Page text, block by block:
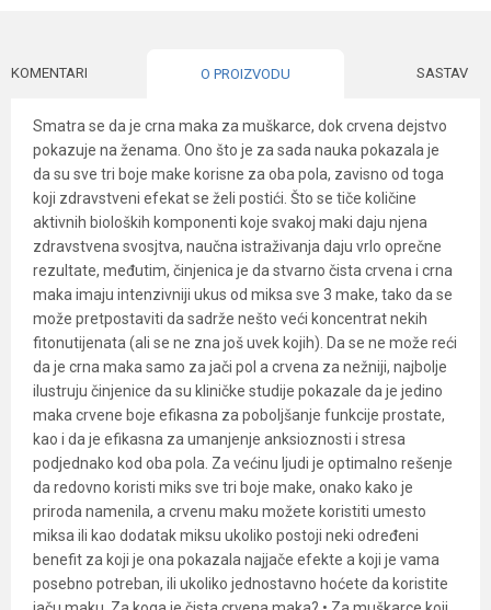
KOMENTARI O PROIZVODU SASTAV
Smatra se da je crna maka za muškarce, dok crvena dejstvo
pokazuje na ženama. Ono što je za sada nauka pokazala je
da su sve tri boje make korisne za oba pola, zavisno od toga
koji zdravstveni efekat se želi postići. Što se tiče količine
aktivnih bioloških komponenti koje svakoj maki daju njena
zdravstvena svosjtva, naučna istraživanja daju vrlo oprečne
rezultate, međutim, činjenica je da stvarno čista crvena i crna
maka imaju intenzivniji ukus od miksa sve 3 make, tako da se
može pretpostaviti da sadrže nešto veći koncentrat nekih
fitonutijenata (ali se ne zna još uvek kojih). Da se ne može reći
da je crna maka samo za jači pol a crvena za nežniji, najbolje
ilustruju činjenice da su kliničke studije pokazale da je jedino
maka crvene boje efikasna za poboljšanje funkcije prostate,
kao i da je efikasna za umanjenje anksioznosti i stresa
podjednako kod oba pola. Za većinu ljudi je optimalno rešenje
da redovno koristi miks sve tri boje make, onako kako je
priroda namenila, a crvenu maku možete koristiti umesto
miksa ili kao dodatak miksu ukoliko postoji neki određeni
benefit za koji je ona pokazala najjače efekte a koji je vama
posebno potreban, ili ukoliko jednostavno hoćete da koristite